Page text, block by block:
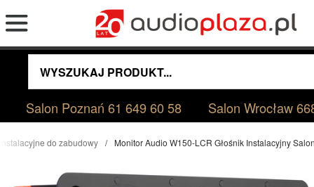
Salon Poznań61 649 60 58 Salon Wrocław
do zabudowy Monitor Audio W150-LCR Głośnik Instalacyjny